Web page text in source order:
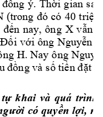
đồng ý. Thời gian
(trong đó có 40 triệ
đến nay, ông X vẫn
Đối với ông Nguyễn
H. Nay ông Nguy
đồng và số tiền đặt c
tự khai và quá trình
i có quyền lợi,